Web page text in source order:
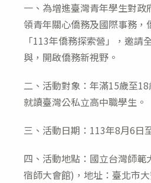
一、為增進臺灣青年學生對政
領青年關心僑務及國際事務，
「113年僑務探索營」，邀請
與，開啟僑務新視野。
二、活動對象：年滿15歲至18
就讀臺灣公私立高中職學生。
三、活動日期：113年8月6日
四、活動地點：國立台灣師
宿師大會館)，地址：臺北市